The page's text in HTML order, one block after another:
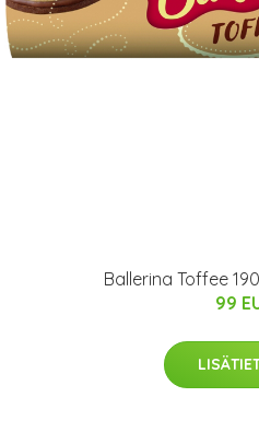
Ballerina Toffee
99